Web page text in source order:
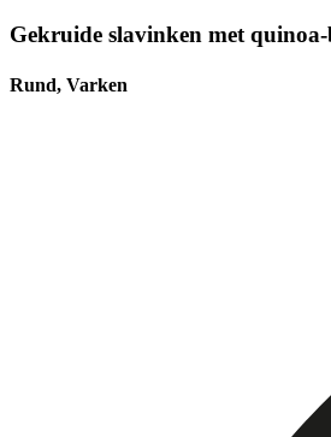
Gekruide slavinken met
Rund, Varken